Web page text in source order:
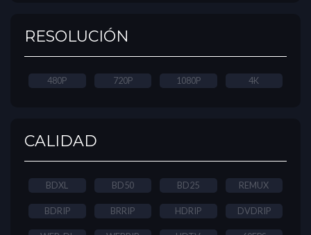
RESOLUCIÓN
480P 720P 1080P 4K
CALIDAD
BDXL BD50 BD25 REMUX
BDRIP BRRIP HDRIP DVDRIP